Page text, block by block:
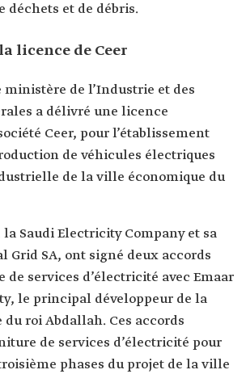
déchets et de débris.
licence de Ceer
ministère de l’Industrie et des
a délivré une licence
Ceer, pour l’établissement
de véhicules électriques
de la ville économique du
la Saudi Electricity Company et sa
SA, ont signé deux accords
services d’électricité avec Emaar
le principal développeur de la
roi Abdallah. Ces accords
de services d’électricité pour
phases du projet de la ville